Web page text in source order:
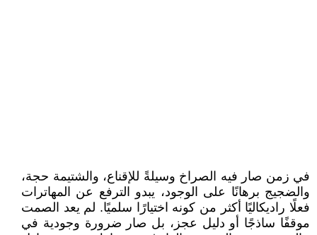
في زمن صار فيه الصراخ وسيلةً للإقناع، والشتيمة حجة،
والضجيج برهانًا على الوجود، يبدو الترفع عن المهاترات
فعلًا راديكاليًا أكثر من كونه اختيارًا سلميًا. لم يعد الصمت
موقفًا ساذجًا أو دليل عجز، بل صار ضرورة وجودية في